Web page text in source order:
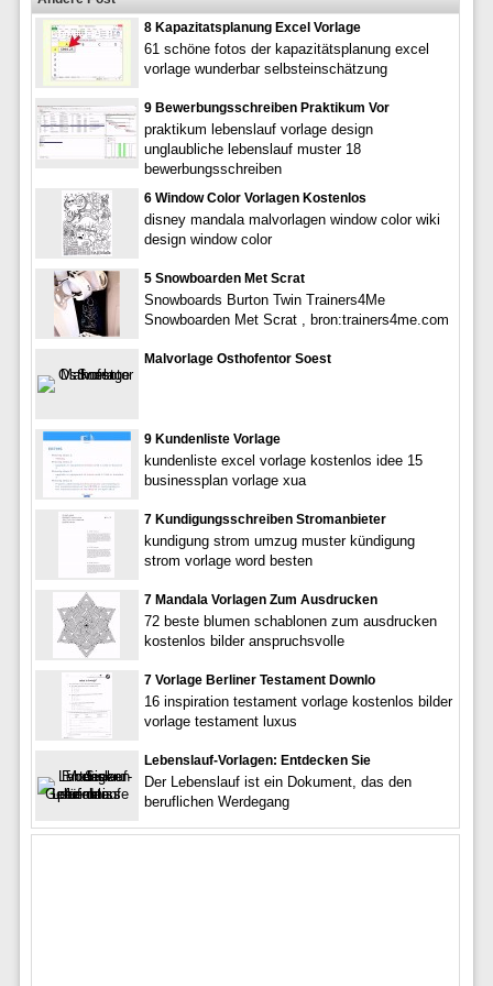
8 Kapazitatsplanung Excel Vorlage
61 schöne fotos der kapazitätsplanung excel
vorlage wunderbar selbsteinschätzung
9 Bewerbungsschreiben Praktikum Vor
praktikum lebenslauf vorlage design
unglaubliche lebenslauf muster 18
bewerbungsschreiben
6 Window Color Vorlagen Kostenlos
disney mandala malvorlagen window color wiki
design window color
5 Snowboarden Met Scrat
Snowboards Burton Twin Trainers4Me
Snowboarden Met Scrat , bron:trainers4me.com
Malvorlage Osthofentor Soest
9 Kundenliste Vorlage
kundenliste excel vorlage kostenlos idee 15
businessplan vorlage xua
7 Kundigungsschreiben Stromanbieter
kundigung strom umzug muster kündigung
strom vorlage word besten
7 Mandala Vorlagen Zum Ausdrucken
72 beste blumen schablonen zum ausdrucken
kostenlos bilder anspruchsvolle
7 Vorlage Berliner Testament Downlo
16 inspiration testament vorlage kostenlos bilder
vorlage testament luxus
Lebenslauf-Vorlagen: Entdecken Sie
Der Lebenslauf ist ein Dokument, das den
beruflichen Werdegang